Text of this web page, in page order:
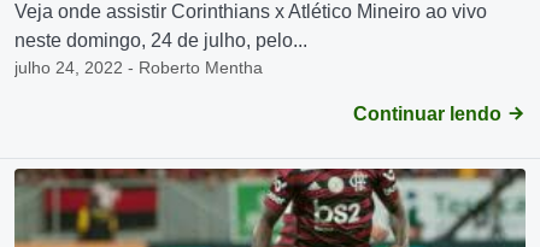
Veja onde assistir Corinthians x Atlético Mineiro ao vivo
neste domingo, 24 de julho, pelo...
julho 24, 2022 - Roberto Mentha
Continuar lendo